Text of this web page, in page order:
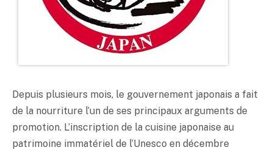
Depuis plusieurs mois, le gouvernement japonais a fait
de la nourriture l’un de ses principaux arguments de
promotion. L’inscription de la cuisine japonaise au
patrimoine immatériel de l’Unesco en décembre